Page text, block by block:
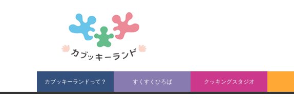
カブッキーランドって？ すくすくひろば クッキングスタジオ